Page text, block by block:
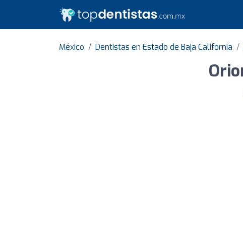
México Dentistas en Estado de Baja California